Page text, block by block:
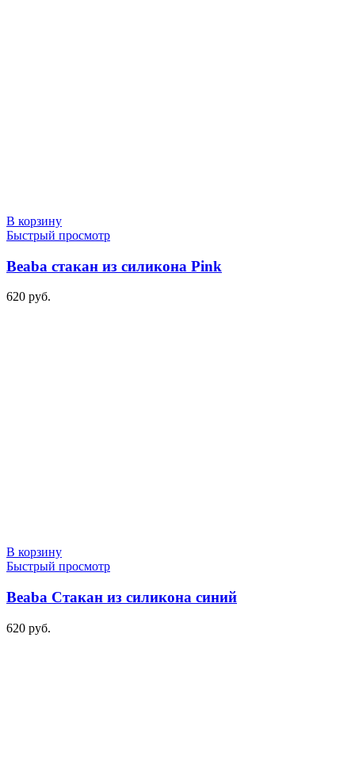
В корзину
Быстрый просмотр
Beaba стакан из силикона Pink
620 руб.
В корзину
Быстрый просмотр
Beaba Стакан из силикона синий
620 руб.